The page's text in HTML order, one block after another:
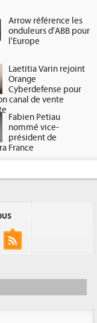
Arrow référence les
onduleurs d'ABB pour
l'Europe
Laetitia Varin rejoint
Orange
Cyberdefense pour
canal de vente
Fabien Petiau
nommé vice-
président de
France